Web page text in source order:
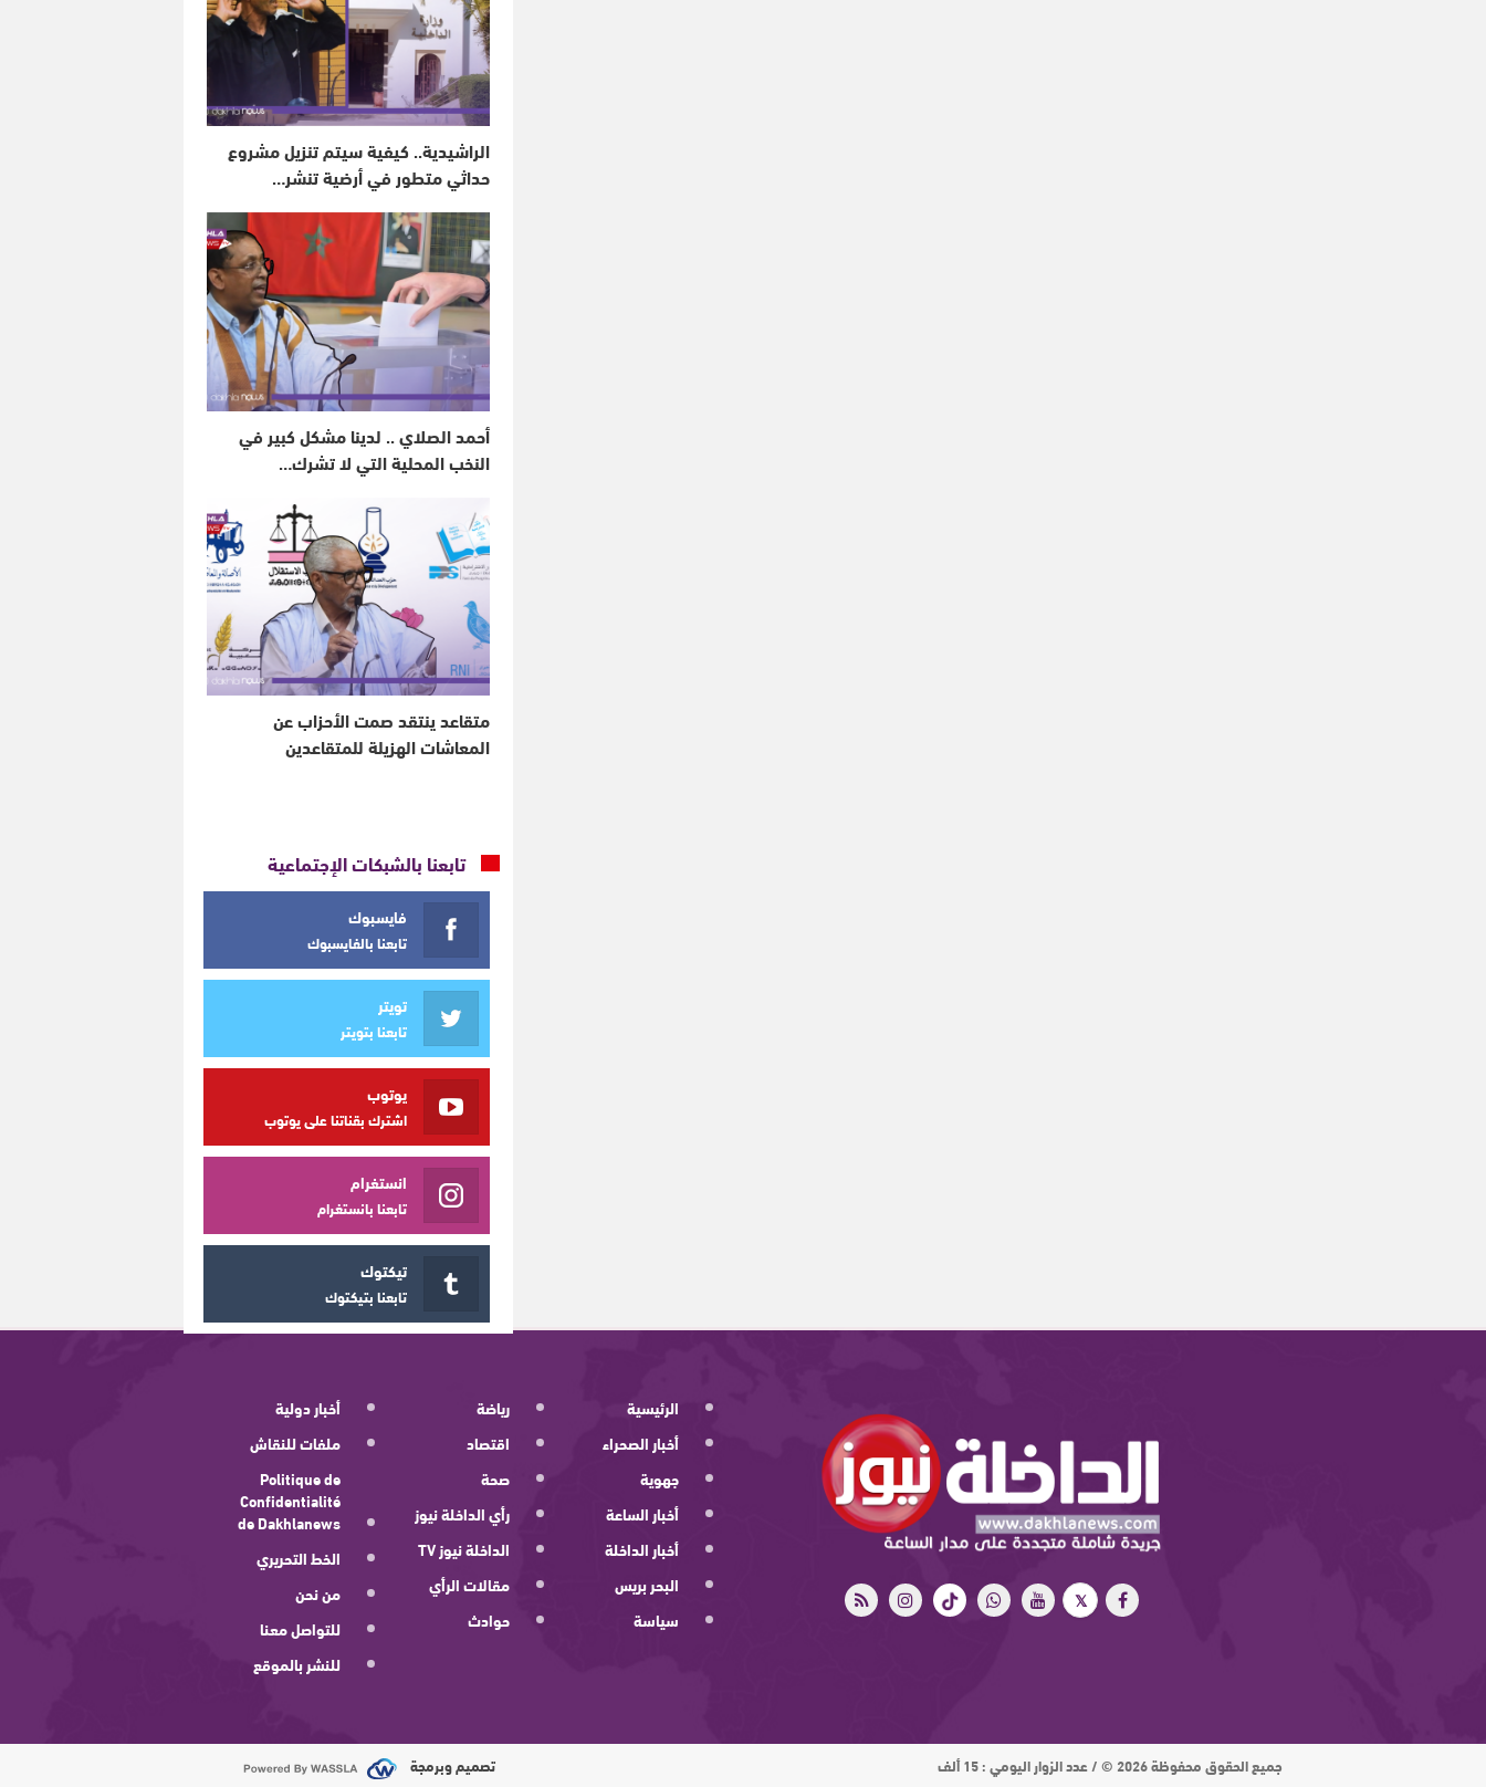
الراشيدية.. كيفية سيتم تنزيل مشروع
حداثي متطور في أرضية تنشر…
أحمد الصلاي .. لدينا مشكل كبير في
النخب المحلية التي لا تشرك…
متقاعد ينتقد صمت الأحزاب عن
المعاشات الهزيلة للمتقاعدين
تابعنا بالشبكات الإجتماعية
فايسبوك
تابعنا بالفايسبوك
تويتر
تابعنا بتويتر
يوتوب
اشترك بقناتنا على يوتوب
انستغرام
تابعنا بانستغرام
تيكتوك
تابعنا بتيكتوك
الرئيسية
أخبار الصحراء
جهوية
أخبار الساعة
أخبار الداخلة
البحر بريس
سياسة
رياضة
اقتصاد
صحة
رأي الداخلة نيوز
الداخلة نيوز TV
مقالات الرأي
حوادث
أخبار دولية
ملفات للنقاش
Politique de
Confidentialité
de Dakhlanews
الخط التحريري
من نحن
للتواصل معنا
للنشر بالموقع
جميع الحقوق محفوظة 2026 © / عدد الزوار اليومي : 15 ألف تصميم وبرمجة